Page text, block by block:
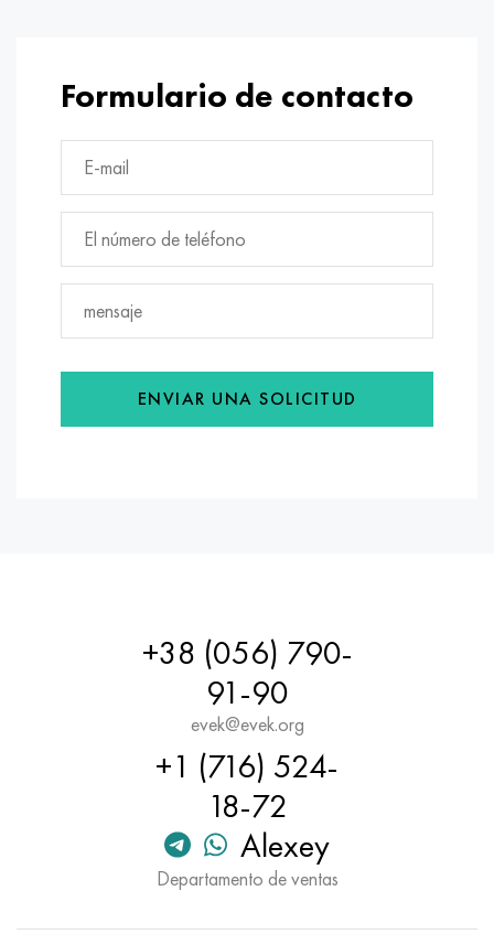
Formulario de contacto
ENVIAR UNA SOLICITUD
+38 (056) 790-
91-90
evek@evek.org
+1 (716) 524-
18-72
Alexey
Departamento de ventas